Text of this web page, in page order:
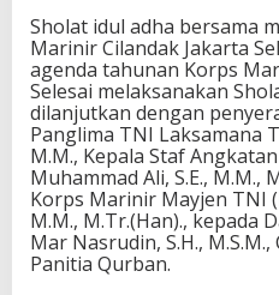
Sholat idul adha bersama
Marinir Cilandak Jakarta
agenda tahunan Korps
Selesai melaksanakan
dilanjutkan dengan
Panglima TNI Laksamana
M.M., Kepala Staf
Muhammad Ali, S.E., M.M.,
Korps Marinir Mayjen TNI
M.M., M.Tr.(Han)., kepada
Mar Nasrudin, S.H., M.S.M.,
Panitia Qurban.